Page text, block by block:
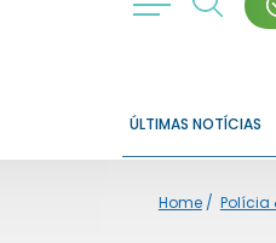
ÚLTIMAS NOTÍCIAS
Home/ Polícia